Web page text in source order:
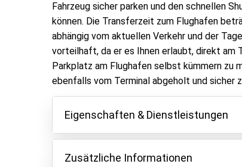
Fahrzeug sicher parken und den schnellen
können. Die Transferzeit zum Flughafen
abhängig vom aktuellen Verkehr und der
vorteilhaft, da er es Ihnen erlaubt, direkt am
Parkplatz am Flughafen selbst kümmern zu
ebenfalls vom Terminal abgeholt und sicher
Eigenschaften & Dienstleistungen
Eigenschaften
Parken innen
Zusätzliche Informationen